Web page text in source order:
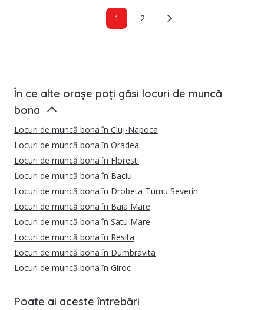
1 2
În ce alte orașe poți găsi locuri de muncă
bona
Locuri de muncă bona în Cluj-Napoca
Locuri de muncă bona în Oradea
Locuri de muncă bona în Floresti
Locuri de muncă bona în Baciu
Locuri de muncă bona în Drobeta-Turnu Severin
Locuri de muncă bona în Baia Mare
Locuri de muncă bona în Satu Mare
Locuri de muncă bona în Resita
Locuri de muncă bona în Dumbravita
Locuri de muncă bona în Giroc
Poate ai aceste întrebări